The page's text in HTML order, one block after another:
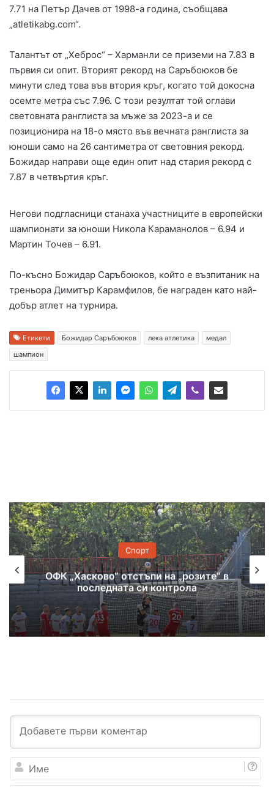
7.71 на Петър Дачев от 1998-а година, съобщава
„atletikabg.com“.
Талантът от „Хеброс“ – Харманли се приземи на 7.83 в
първия си опит. Вторият рекорд на Саръбоюков бе
минути след това във втория кръг, когато той докосна
осемте метра със 7.96. С този резултат той оглави
световната ранглиста за мъже за 2023-а и се
позиционира на 18-о място във вечната ранглиста за
юноши само на 26 сантиметра от световния рекорд.
Божидар направи още един опит над стария рекорд с
7.87 в четвъртия кръг.
Негови подгласници станаха участниците в европейски
шампионати за юноши Никола Караманолов – 6.94 и
Мартин Точев – 6.91.
По-късно Божидар Саръбоюков, който е възпитаник на
треньора Димитър Карамфилов, бе награден като най-
добър атлет на турнира.
Етикети Божидар Саръбоюков лека атлетика
медал
шампион
Спорт
ОФК „Хасково“ отстъпи на „розите“ в
последната си контрола
И
е